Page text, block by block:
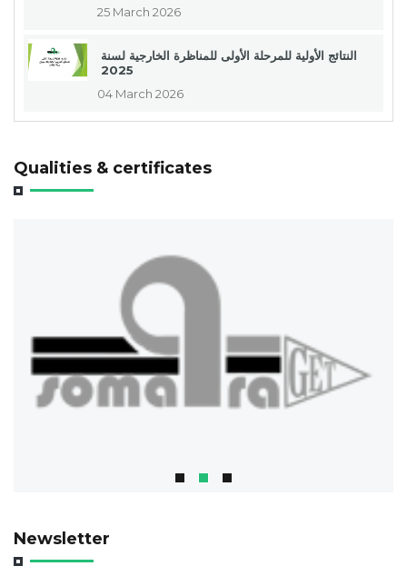
25 March 2026
النتائج الأولية للمرحلة الأولى للمناظرة الخارجية لسنة
2025
04 March 2026
Qualities & certificates
Newsletter